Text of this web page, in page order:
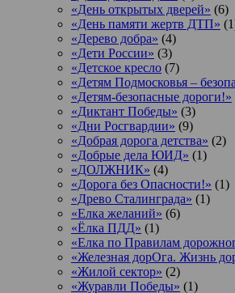
«День открытых дверей» (6)
«День памяти жертв ДТП»
«Дерево добра» (4)
«Дети России» (3)
«Детское кресло (7)
«Детям Подмосковья –
«Детям-безопасные дороги!»
«Диктант Победы» (3)
«Дни Росгвардии» (9)
«Добрая дорога детства» (2)
«Добрые дела ЮИД» (1)
«ДОЛЖНИК» (4)
«Дорога без Опасности!» (1)
«Древо Сталинграда» (1)
«Елка желаний» (6)
«Ёлка ПДД» (1)
«Елка по Правилам
«Железная дорОга. Жизнь
«Жилой сектор» (2)
«Журавли Победы» (1)